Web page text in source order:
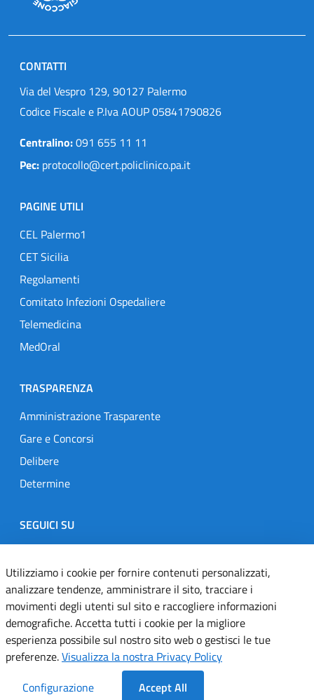
CONTATTI
Via del Vespro 129, 90127 Palermo
Codice Fiscale e P.Iva AOUP 05841790826
Centralino:091 655 11 11
Pec: protocollo@cert.policlinico.pa.it
PAGINE UTILI
CEL Palermo1
CET Sicilia
Regolamenti
Comitato Infezioni Ospedaliere
Telemedicina
MedOral
TRASPARENZA
Amministrazione Trasparente
Gare e Concorsi
Delibere
Determine
SEGUICI SU
Designers Italia
TwitterInstagramYoutubeLinkedin
Dichiarazione di accessibilità
Informativa cookie
Utilizziamo i cookie per fornire contenuti personalizzati,
analizzare tendenze, amministrare il sito, tracciare i
movimenti degli utenti sul sito e raccogliere informazioni
demografiche. Accetta tutti i cookie per la migliore
esperienza possibile sul nostro sito web o gestisci le tue
preferenze.Visualizza la nostra Privacy Policy
Configurazione
Accept All